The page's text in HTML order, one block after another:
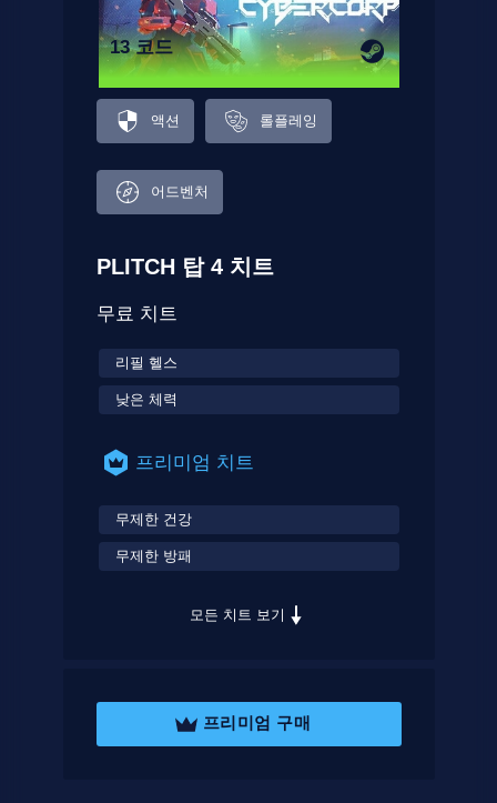
13 코드
액션 롤플레잉
어드벤처
PLITCH 탑 4 치트
무료 치트
리필 헬스
낮은 체력
프리미엄 치트
무제한 건강
무제한 방패
모든 치트 보기
프리미엄 구매